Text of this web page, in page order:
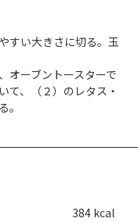
すい大きさに切る。玉
オーブントースターで
て、（２）のレタス・
。
384 kcal